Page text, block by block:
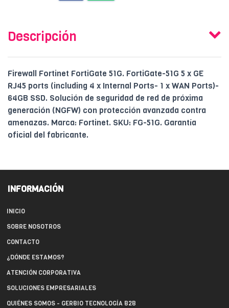
Descripción
Firewall Fortinet FortiGate 51G. FortiGate-51G 5 x GE
RJ45 ports (including 4 x Internal Ports- 1 x WAN Ports)-
64GB SSD. Solución de seguridad de red de próxima
generación (NGFW) con protección avanzada contra
amenazas. Marca: Fortinet. SKU: FG-51G. Garantía
oficial del fabricante.
INFORMACIÓN
INICIO
SOBRE NOSOTROS
CONTACTO
¿DÓNDE ESTAMOS?
ATENCIÓN CORPORATIVA
SOLUCIONES EMPRESARIALES
QUIÉNES SOMOS - GERBIO TECNOLOGÍA B2B